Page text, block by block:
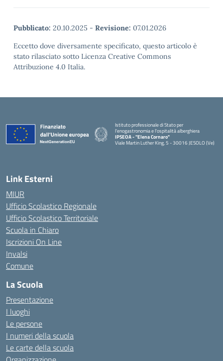
Pubblicato: 20.10.2025 - Revisione: 07.01.2026
Eccetto dove diversamente specificato, questo articolo è
stato rilasciato sotto Licenza Creative Commons
Attribuzione 4.0 Italia.
Istituto professionale di Stato per
l'enogastronomia e l'ospitalità alberghiera
IPSEOA - ''Elena Cornaro"
Viale Martin Luther King, 5 - 30016 JESOLO (Ve)
— Visita la pagina iniziale della scuola
Link Esterni
MIUR
Ufficio Scolastico Regionale
Ufficio Scolastico Territoriale
Scuola in Chiaro
Iscrizioni On Line
Invalsi
Comune
La Scuola
Presentazione
I luoghi
Le persone
I numeri della scuola
Le carte della scuola